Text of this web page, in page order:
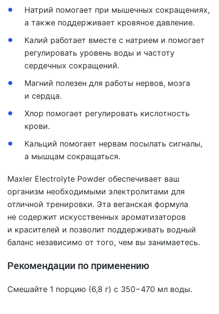
Натрий помогает при мышечных сокращениях,
а также поддерживает кровяное давление.
Калий работает вместе с натрием и помогает
регулировать уровень воды и частоту
сердечных сокращений.
Магний полезен для работы нервов, мозга
и сердца.
Хлор помогает регулировать кислотность
крови.
Кальций помогает нервам посылать сигналы,
а мышцам сокращаться.
Maxler Electrolyte Powder обеспечивает ваш
организм необходимыми электролитами для
отличной тренировки. Эта веганская формула
не содержит искусственных ароматизаторов
и красителей и позволит поддерживать водный
баланс независимо от того, чем вы занимаетесь.
Рекомендации по применению
Смешайте 1 порцию (6,8 г) с 350−470 мл воды.